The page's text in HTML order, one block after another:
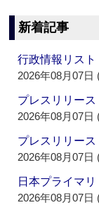
新着記事
行政情報リス
2026年08月07日
プレスリリー
2026年08月07日
プレスリリー
2026年08月07日
日本プライマ
2026年08月07日